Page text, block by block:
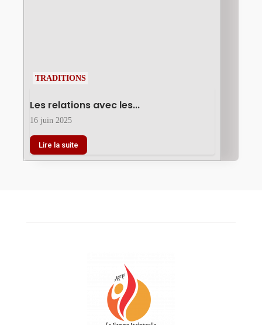
TRADITIONS
Les relations avec les...
16 juin 2025
Lire la suite